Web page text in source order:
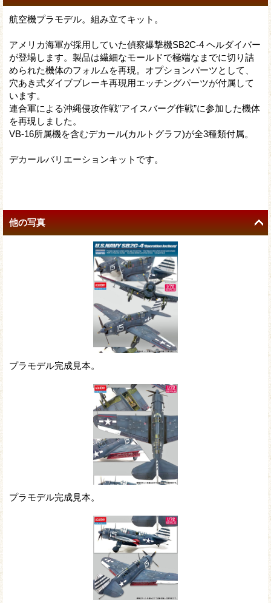
航空機プラモデル。組み立てキット。
アメリカ海軍が採用していた偵察爆撃機SB2C-4 ヘルダイバー
が登場します。製品は繊細なモールドで極端なまでに切り詰
められた機体のフォルムを再現。オプションパーツとして、
穴あき式ダイブブレーキ再現用エッチングパーツが付属して
います。
連合軍による沖縄侵攻作戦”アイスバーグ作戦”に参加した機体
を再現しました。
VB-16所属機を含むデカール(カルトグラフ)が全3種類付属。
デカールバリエーションキットです。
他の写真
プラモデル完成見本。
プラモデル完成見本。